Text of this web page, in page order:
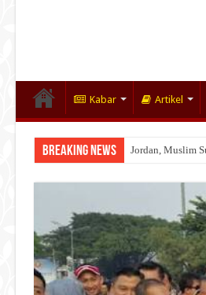
Kabar Artikel
Breaking News Jordan, Muslim